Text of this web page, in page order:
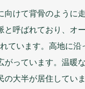
向けて背骨のように走
と呼ばれており、オ
ています。 高地に沿
がっています。 温暖な
の大半が居住 してい